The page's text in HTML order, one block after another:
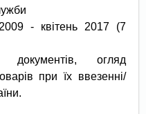
- квітень 2017 (7
документів, огляд
при їх ввезенні/